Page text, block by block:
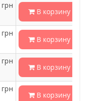
грн
В корзину
грн
В корзину
грн
В корзину
грн
В корзину